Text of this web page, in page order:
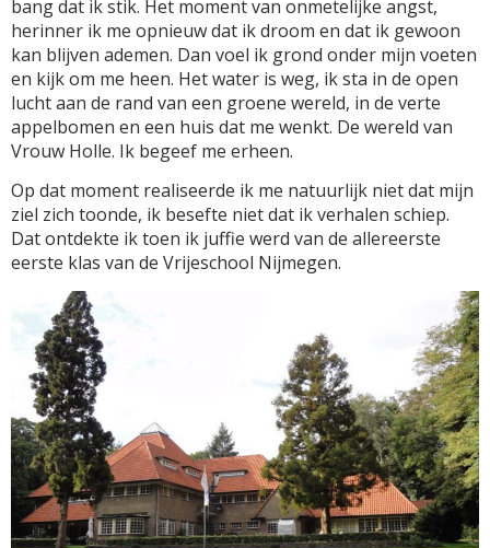
bang dat ik stik. Het moment van onmetelijke angst,
herinner ik me opnieuw dat ik droom en dat ik gewoon
kan blijven ademen. Dan voel ik grond onder mijn voeten
en kijk om me heen. Het water is weg, ik sta in de open
lucht aan de rand van een groene wereld, in de verte
appelbomen en een huis dat me wenkt. De wereld van
Vrouw Holle. Ik begeef me erheen.
Op dat moment realiseerde ik me natuurlijk niet dat mijn
ziel zich toonde, ik besefte niet dat ik verhalen schiep.
Dat ontdekte ik toen ik juffie werd van de allereerste
eerste klas van de Vrijeschool Nijmegen.